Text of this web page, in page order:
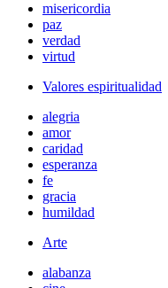
misericordia
paz
verdad
virtud
Valores espiritualidad
alegria
amor
caridad
esperanza
fe
gracia
humildad
Arte
alabanza